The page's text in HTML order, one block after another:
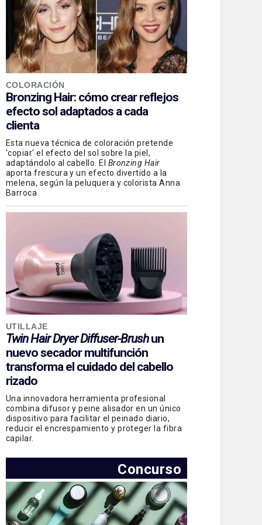
COLORACIÓN
Bronzing Hair: cómo crear reflejos
efecto sol adaptados a cada
clienta
Esta nueva técnica de coloración pretende
'copiar' el efecto del sol sobre la piel,
adaptándolo al cabello. El Bronzing Hair
aporta frescura y un efecto divertido a la
melena, según la peluquera y colorista Anna
Barroca
UTILLAJE
Twin Hair Dryer Diffuser-Brushun
nuevo secador multifunción
transforma el cuidado del cabello
rizado
Una innovadora herramienta profesional
combina difusor y peine alisador en un único
dispositivo para facilitar el peinado diario,
reducir el encrespamiento y proteger la fibra
capilar.
Concurso